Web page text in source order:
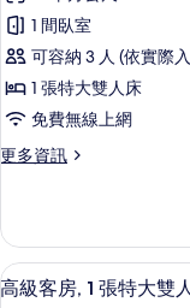
煙
房,
城
市
景
所
有
雙
人
床,
非
吸
煙
城
觀
的
詳
情
通
客
房,
1
張
特
雙
人
床,
1 間臥室
可容納 3 人 (依實際
1 張特大雙人床
免費無線上網
更多資訊
更
客
房,
1
顯7
高級客房, 1 張特大雙